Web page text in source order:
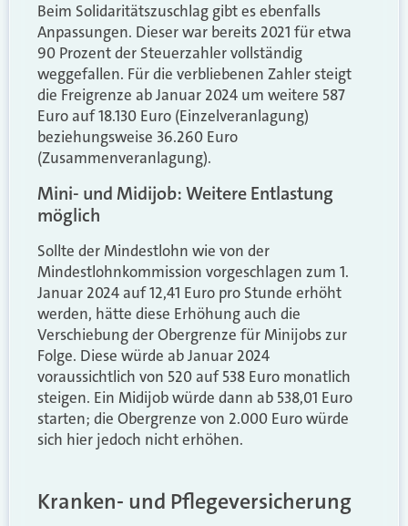
Beim Solidaritätszuschlag gibt es ebenfalls
Anpassungen. Dieser war bereits 2021 für etwa
90 Prozent der Steuerzahler vollständig
weggefallen. Für die verbliebenen Zahler steigt
die Freigrenze ab Januar 2024 um weitere 587
Euro auf 18.130 Euro (Einzelveranlagung)
beziehungsweise 36.260 Euro
(Zusammenveranlagung).
Mini- und Midijob: Weitere Entlastung
möglich
Sollte der Mindestlohn wie von der
Mindestlohnkommission vorgeschlagen zum 1.
Januar 2024 auf 12,41 Euro pro Stunde erhöht
werden, hätte diese Erhöhung auch die
Verschiebung der Obergrenze für Minijobs zur
Folge. Diese würde ab Januar 2024
voraussichtlich von 520 auf 538 Euro monatlich
steigen. Ein Midijob würde dann ab 538,01 Euro
starten; die Obergrenze von 2.000 Euro würde
sich hier jedoch nicht erhöhen.
Kranken- und Pflegeversicherung